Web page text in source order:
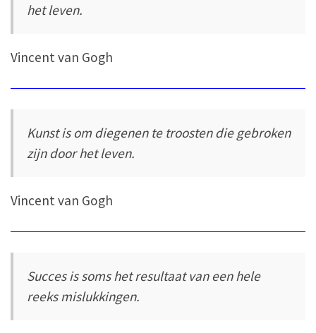
het leven.
Vincent van Gogh
Kunst is om diegenen te troosten die gebroken
zijn door het leven.
Vincent van Gogh
Succes is soms het resultaat van een hele
reeks mislukkingen.